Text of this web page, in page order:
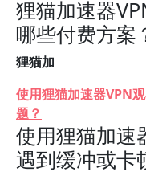
狸猫加速器
哪些付费方案
狸猫加
使用狸猫加速器VPN
题？
使用狸猫加速
遇到缓冲或卡